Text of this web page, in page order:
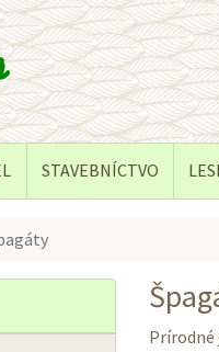
STAVEBNÍCTVO
Prírodné